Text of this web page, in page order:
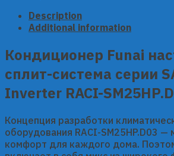
SM25HP.D03
quantity
Description
Additional information
Кондиционер Funai
сплит-система серии
Inverter RACI-
Концепция разработки
оборудования RACI-SM25HP.D03 —
комфорт для каждого дома.